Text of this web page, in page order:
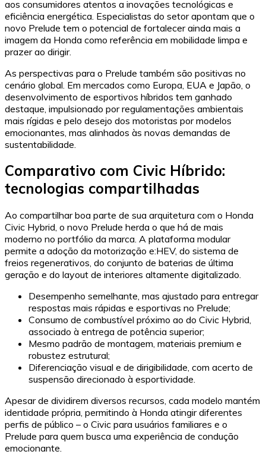
aos consumidores atentos a inovações tecnológicas e
eficiência energética. Especialistas do setor apontam que o
novo Prelude tem o potencial de fortalecer ainda mais a
imagem da Honda como referência em mobilidade limpa e
prazer ao dirigir.
As perspectivas para o Prelude também são positivas no
cenário global. Em mercados como Europa, EUA e Japão, o
desenvolvimento de esportivos híbridos tem ganhado
destaque, impulsionado por regulamentações ambientais
mais rígidas e pelo desejo dos motoristas por modelos
emocionantes, mas alinhados às novas demandas de
sustentabilidade.
Comparativo com Civic Híbrido:
tecnologias compartilhadas
Ao compartilhar boa parte de sua arquitetura com o Honda
Civic Hybrid, o novo Prelude herda o que há de mais
moderno no portfólio da marca. A plataforma modular
permite a adoção da motorização e:HEV, do sistema de
freios regenerativos, do conjunto de baterias de última
geração e do layout de interiores altamente digitalizado.
Desempenho semelhante, mas ajustado para entregar
respostas mais rápidas e esportivas no Prelude;
Consumo de combustível próximo ao do Civic Hybrid,
associado à entrega de potência superior;
Mesmo padrão de montagem, materiais premium e
robustez estrutural;
Diferenciação visual e de dirigibilidade, com acerto de
suspensão direcionado à esportividade.
Apesar de dividirem diversos recursos, cada modelo mantém
identidade própria, permitindo à Honda atingir diferentes
perfis de público – o Civic para usuários familiares e o
Prelude para quem busca uma experiência de condução
emocionante.